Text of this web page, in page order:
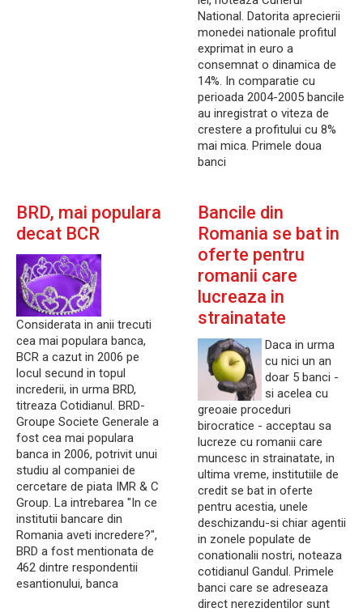
National. Datorita aprecierii
monedei nationale profitul
exprimat in euro a
consemnat o dinamica de
14%. In comparatie cu
perioada 2004-2005 bancile
au inregistrat o viteza de
crestere a profitului cu 8%
mai mica. Primele doua
banci
BRD, mai populara
decat BCR
Considerata in anii trecuti
cea mai populara banca,
BCR a cazut in 2006 pe
locul secund in topul
increderii, in urma BRD,
titreaza Cotidianul. BRD-
Groupe Societe Generale a
fost cea mai populara
banca in 2006, potrivit unui
studiu al companiei de
cercetare de piata IMR & C
Group. La intrebarea "In ce
institutii bancare din
Romania aveti incredere?",
BRD a fost mentionata de
462 dintre respondentii
esantionului, banca
Bancile din
Romania se bat in
oferte pentru
romanii care
lucreaza in
strainatate
Daca in urma
cu nici un an
doar 5 banci -
si acelea cu
greoaie proceduri
birocratice - acceptau sa
lucreze cu romanii care
muncesc in strainatate, in
ultima vreme, institutiile de
credit se bat in oferte
pentru acestia, unele
deschizandu-si chiar agentii
in zonele populate de
conationalii nostri, noteaza
cotidianul Gandul. Primele
banci care se adreseaza
direct nerezidentilor sunt